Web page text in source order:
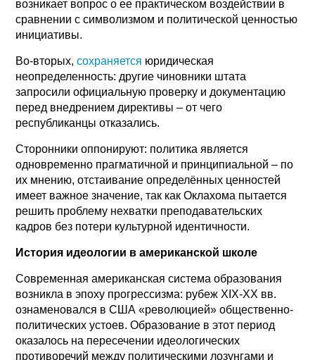
возникает вопрос о ее практическом воздействии в
сравнении с символизмом и политической ценностью
инициативы.
Во-вторых,сохраняется юридическая
неопределенность: другие чиновники штата
запросили официальную проверку и документацию
перед внедрением директивы – от чего
республиканцы отказались.
Сторонники оппонируют: политика является
одновременно прагматичной и принципиальной – по
их мнению, отстаивание определённых ценностей
имеет важное значение, так как Оклахома пытается
решить проблему нехватки преподавательских
кадров без потери культурной идентичности.
История идеологии в американской школе
Современная американская система образования
возникла в эпоху прогрессизма: рубеж XIX-XX вв.
ознаменовался в США «революцией» общественно-
политических устоев. Образование в этот период
оказалось на пересечении идеологических
противоречий между политическими лозунгами и